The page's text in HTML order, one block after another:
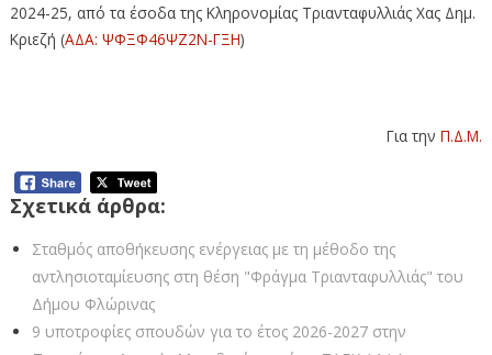
2024-25, από τα έσοδα της Κληρονομίας Τριανταφυλλιάς Χας Δημ.
Κριεζή (ΑΔΑ: ΨΦΞΦ46ΨΖ2Ν-ΓΞΗ)
Για τηνΠ.Δ.Μ.
Σχετικά άρθρα:
Σταθμός αποθήκευσης ενέργειας με τη μέθοδο της
αντλησιοταμίευσης στη θέση "Φράγμα Τριανταφυλλιάς" του
Δήμου Φλώρινας
9 υποτροφίες σπουδών για το έτος 2026-2027 στην